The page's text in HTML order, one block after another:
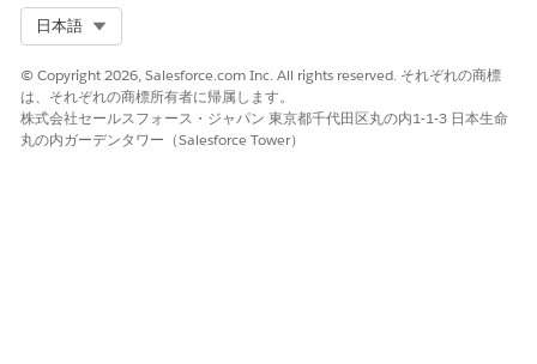
-------------------------
Salesforce バックアップライセンスと権限セットの割り当て
-------------------------
Salesforce バックアップ設定の定義
日本語
© Copyright 2026, Salesforce.com Inc. All rights reserved. それぞれの商標
は、それぞれの商標所有者に帰属します。
株式会社セールスフォース・ジャパン 東京都千代田区丸の内1-1-3 日本生命
丸の内ガーデンタワー（Salesforce Tower）